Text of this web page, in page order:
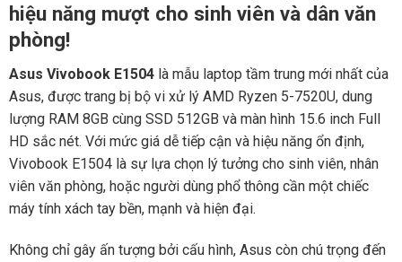
hiệu năng mượt cho sinh viên và dân văn
phòng!
Asus Vivobook E1504là mẫu laptop tầm trung mới nhất của
Asus, được trang bị bộ vi xử lý AMD Ryzen 5-7520U, dung
lượng RAM 8GB cùng SSD 512GB và màn hình 15.6 inch Full
HD sắc nét. Với mức giá dễ tiếp cận và hiệu năng ổn định,
Vivobook E1504 là sự lựa chọn lý tưởng cho sinh viên, nhân
viên văn phòng, hoặc người dùng phổ thông cần một chiếc
máy tính xách tay bền, mạnh và hiện đại.
Không chỉ gây ấn tượng bởi cấu hình, Asus còn chú trọng đến